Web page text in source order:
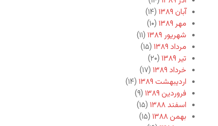
آبان ۱۳۸۹
(۱۴)
مهر ۱۳۸۹
(۱۰)
شهریور ۱۳۸۹
(۱۱)
مرداد ۱۳۸۹
(۱۵)
تیر ۱۳۸۹
(۲۰)
خرداد ۱۳۸۹
(۱۷)
اردیبهشت ۱۳۸۹
(۱۴)
فروردین ۱۳۸۹
(۹)
اسفند ۱۳۸۸
(۱۵)
بهمن ۱۳۸۸
(۱۵)